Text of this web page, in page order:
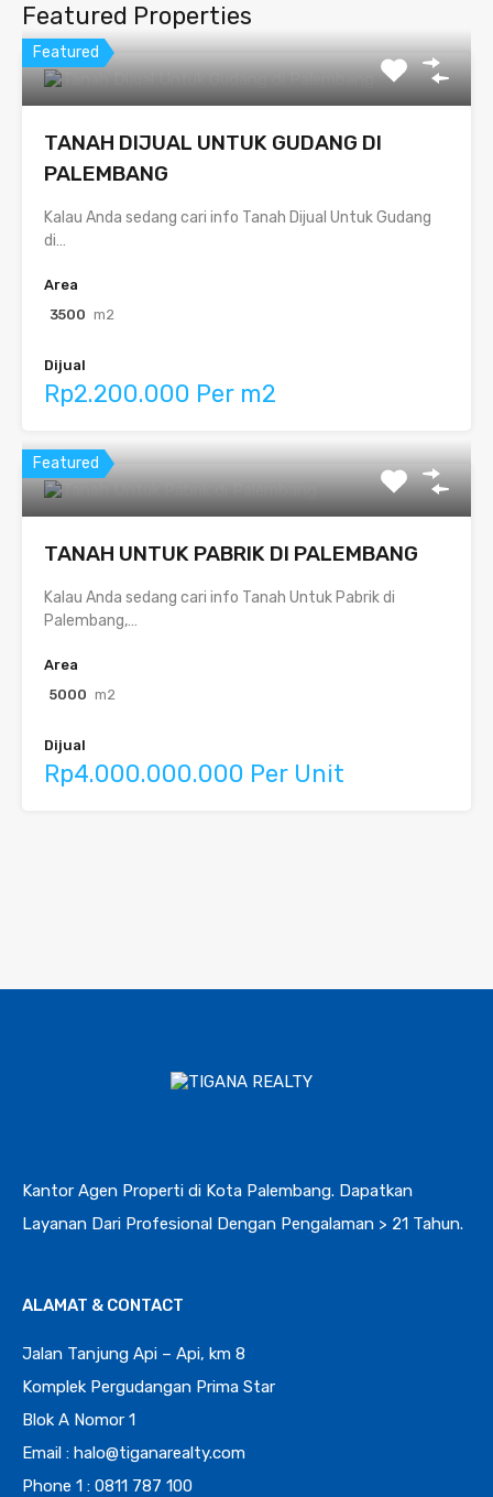
Featured Properties
Featured
TANAH DIJUAL UNTUK GUDANG DI
PALEMBANG
Kalau Anda sedang cari info Tanah Dijual Untuk Gudang
di…
Area
3500 m2
Dijual
Rp2.200.000 Per m2
Featured
TANAH UNTUK PABRIK DI PALEMBANG
Kalau Anda sedang cari info Tanah Untuk Pabrik di
Palembang,…
Area
5000 m2
Dijual
Rp4.000.000.000 Per Unit
Kantor Agen Properti di Kota Palembang. Dapatkan
Layanan Dari Profesional Dengan Pengalaman > 21 Tahun.
ALAMAT & CONTACT
Jalan Tanjung Api – Api, km 8
Komplek Pergudangan Prima Star
Blok A Nomor 1
Email : halo@tiganarealty.com
Phone 1 : 0811 787 100